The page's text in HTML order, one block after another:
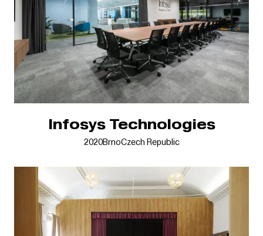
Infosys Technologies
2020BrnoCzech Republic